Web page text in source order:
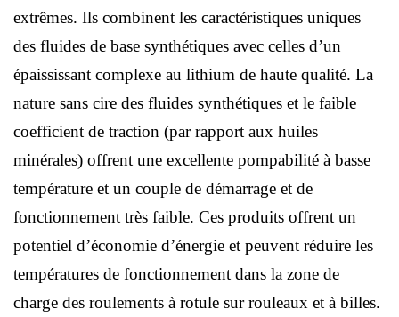
extrêmes. Ils combinent les caractéristiques uniques
des fluides de base synthétiques avec celles d’un
épaississant complexe au lithium de haute qualité. La
nature sans cire des fluides synthétiques et le faible
coefficient de traction (par rapport aux huiles
minérales) offrent une excellente pompabilité à basse
température et un couple de démarrage et de
fonctionnement très faible. Ces produits offrent un
potentiel d’économie d’énergie et peuvent réduire les
températures de fonctionnement dans la zone de
charge des roulements à rotule sur rouleaux et à billes.